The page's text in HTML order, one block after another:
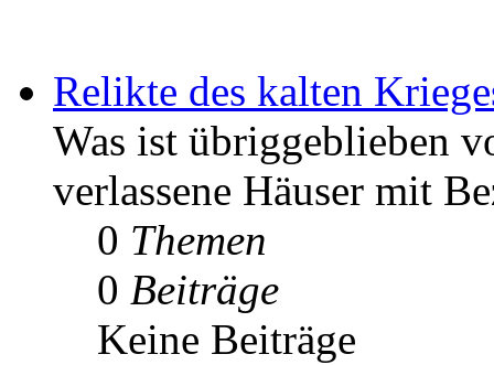
Relikte des kalten
Was ist übriggeblieben
verlassene Häuser mit
0 Themen
0 Beiträge
Keine Beiträge